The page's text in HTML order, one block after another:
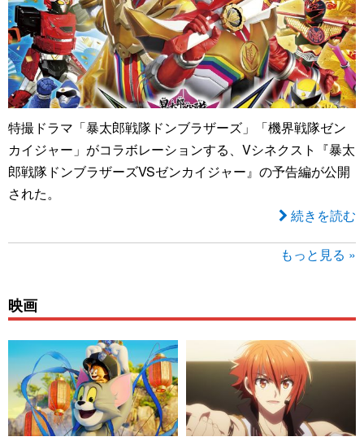
特撮ドラマ「暴太郎戦隊ドンブラザーズ」「機界戦隊ゼン
カイジャー」がコラボレーションする、Vシネクスト『暴太
郎戦隊ドンブラザーズVSゼンカイジャー』の予告編が公開
された。
続きを読む
もっと見る »
映画